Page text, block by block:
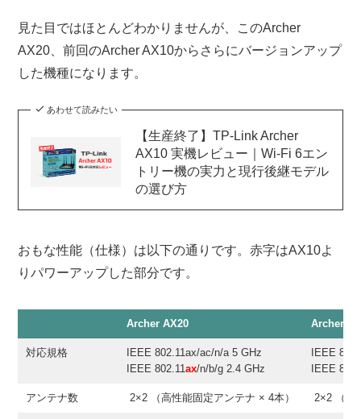
見た目ではほとんどわかりませんが、このArcher
AX20、前回のArcher AX10からさらにバージョンアップ
した機種になります。
あわせて読みたい
【生産終了】TP-Link Archer
AX10 実機レビュー｜Wi-Fi 6エン
トリー機の実力と現行後継モデル
の選び方
おもな性能（仕様）は以下の通りです。赤字はAX10よ
りパワーアップした部分です。
Archer AX20 Archer
対応規格
IEEE 802.11ax/ac/n/a 5 GHz
IEEE 802.11ax/n/b/g 2.4 GHz
IEEE
IEEE
アンテナ数 2×2 （高性能固定アンテナ × 4本） 2×2 （高